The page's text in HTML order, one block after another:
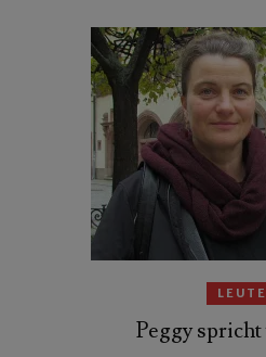
LEUTE
Peggy